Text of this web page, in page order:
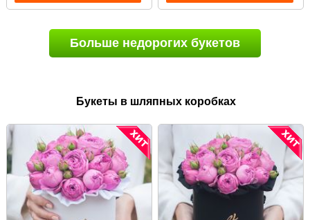
Больше недорогих букетов
Букеты в шляпных коробках